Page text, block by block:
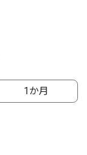
1か月